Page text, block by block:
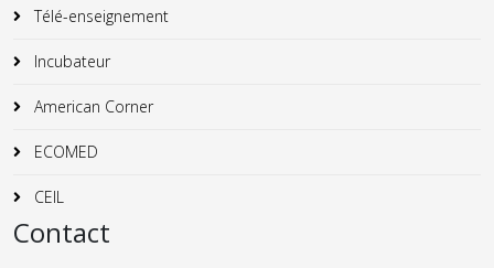
Télé-enseignement
Incubateur
American Corner
ECOMED
CEIL
Contact